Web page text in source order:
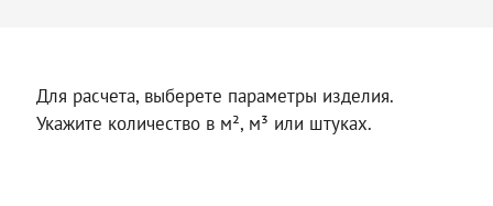
Для расчета, выберете параметры изделия.
Укажите количество в м², м³ или штуках.